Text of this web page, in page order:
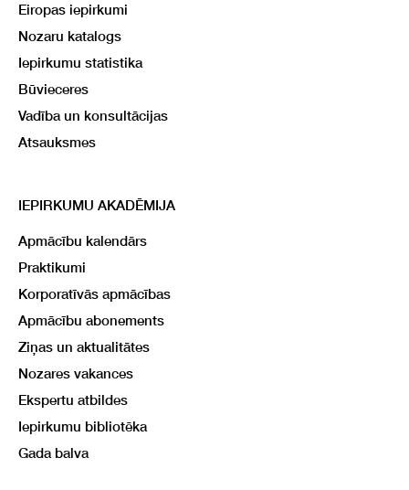
Eiropas iepirkumi
Nozaru katalogs
Iepirkumu statistika
Būvieceres
Vadība un konsultācijas
Atsauksmes
IEPIRKUMU AKADĒMIJA
Apmācību kalendārs
Praktikumi
Korporatīvās apmācības
Apmācību abonements
Ziņas un aktualitātes
Nozares vakances
Ekspertu atbildes
Iepirkumu bibliotēka
Gada balva